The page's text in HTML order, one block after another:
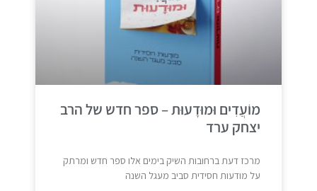
מוֹעֲדִים וּמוּדָעוּת – ספר חדש של הרב
יצחק ערד
מרכז דעת ברחובות השיק בימים אלו ספר חדש ומרתק
על מודעות חסידית סביב מעגל השנה